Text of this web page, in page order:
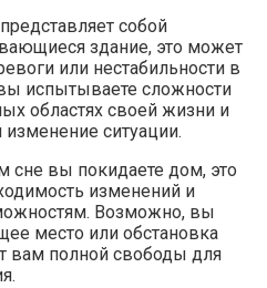
собой
здание, это может
или нестабильности в
испытываете сложности
областях своей жизни и
ситуации.
сне вы покидаете дом, это
изменений и
Возможно, вы
место или обстановка
вам полной свободы для